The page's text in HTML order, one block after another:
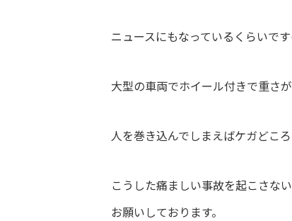
ニュースにもなっているくらいで
大型の車両でホイール付きで重さ
人を巻き込んでしまえばケガどこ
こうした痛ましい事故を起こさな
お願いしております。